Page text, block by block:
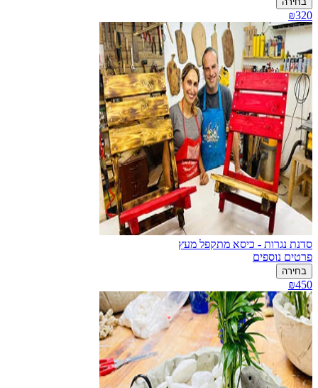
₪320
סדנת נגרות - כיסא מתקפל מעץ
פרטים נוספים
בחירה
₪450